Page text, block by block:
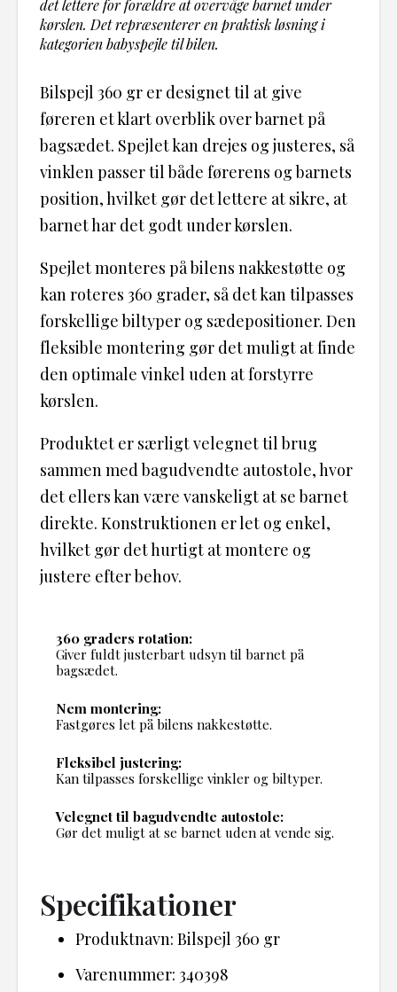
det lettere for forældre at overvåge barnet under
kørslen. Det repræsenterer en praktisk løsning i
kategorien babyspejle til bilen.
Bilspejl 360 gr er designet til at give
føreren et klart overblik over barnet på
bagsædet. Spejlet kan drejes og justeres, så
vinklen passer til både førerens og barnets
position, hvilket gør det lettere at sikre, at
barnet har det godt under kørslen.
Spejlet monteres på bilens nakkestøtte og
kan roteres 360 grader, så det kan tilpasses
forskellige biltyper og sædepositioner. Den
fleksible montering gør det muligt at finde
den optimale vinkel uden at forstyrre
kørslen.
Produktet er særligt velegnet til brug
sammen med bagudvendte autostole, hvor
det ellers kan være vanskeligt at se barnet
direkte. Konstruktionen er let og enkel,
hvilket gør det hurtigt at montere og
justere efter behov.
360 graders rotation:
Giver fuldt justerbart udsyn til barnet på
bagsædet.
Nem montering:
Fastgøres let på bilens nakkestøtte.
Fleksibel justering:
Kan tilpasses forskellige vinkler og biltyper.
Velegnet til bagudvendte autostole:
Gør det muligt at se barnet uden at vende sig.
Specifikationer
Produktnavn: Bilspejl 360 gr
Varenummer: 340398